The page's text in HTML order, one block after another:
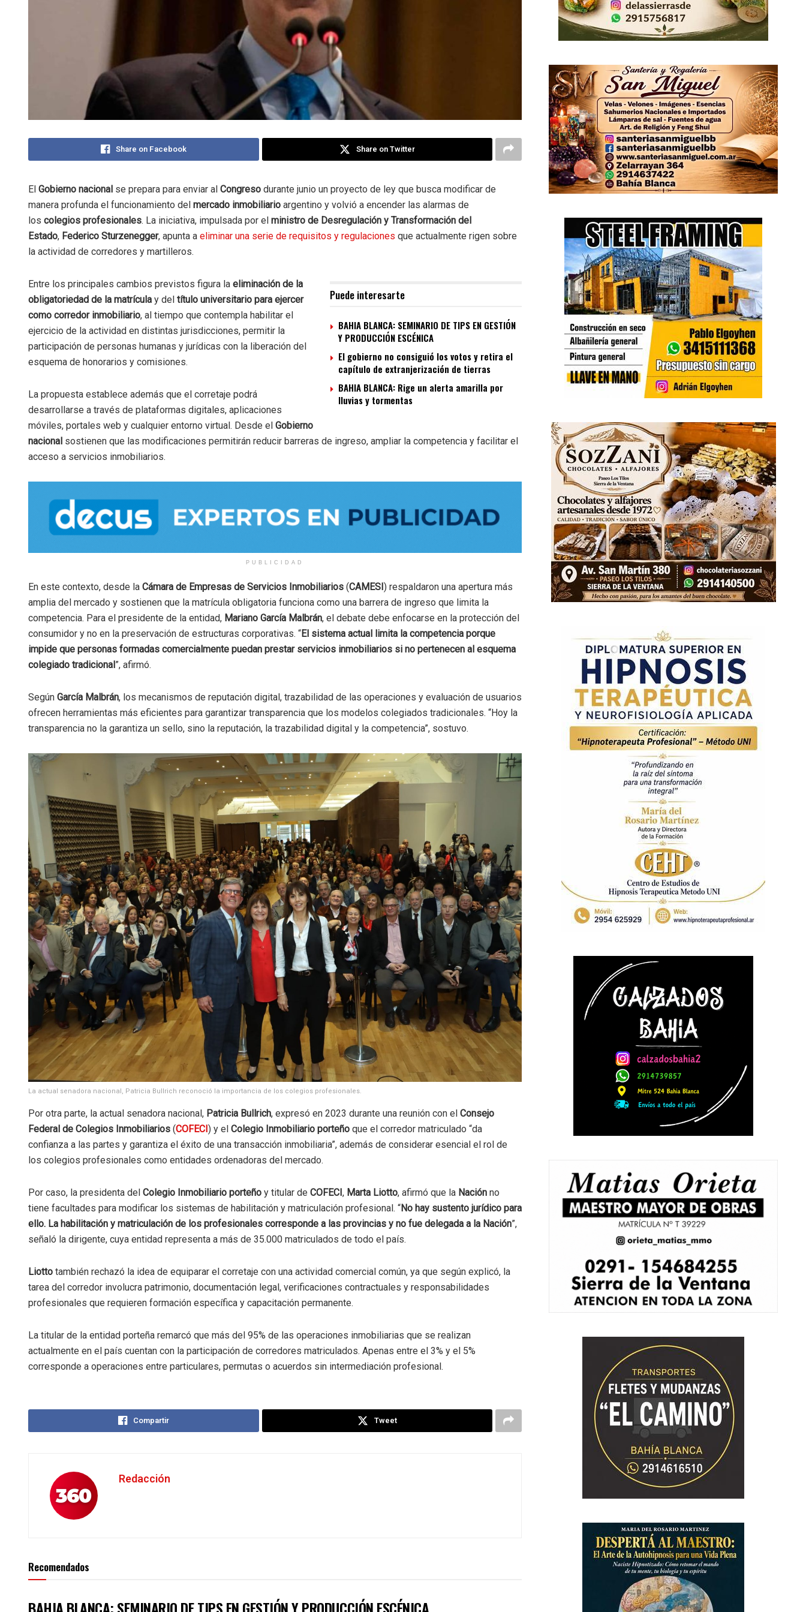
Share on Facebook Share on Twitter
El Gobierno nacional se prepara para enviar al Congreso durante junio un proyecto de ley que busca modificar de
manera profunda el funcionamiento del mercado inmobiliario argentino y volvió a encender las alarmas de
los colegios profesionales. La iniciativa, impulsada por el ministro de Desregulación y Transformación del
Estado, Federico Sturzenegger, apunta a eliminar una serie de requisitos y regulaciones que actualmente rigen sobre
la actividad de corredores y martilleros.
Puede interesarte
BAHIA BLANCA: SEMINARIO DE TIPS EN GESTIÓN
Y PRODUCCIÓN ESCÉNICA
El gobierno no consiguió los votos y retira el
capítulo de extranjerización de tierras
BAHIA BLANCA: Rige un alerta amarilla por
lluvias y tormentas
Entre los principales cambios previstos figura la eliminación de la
obligatoriedad de la matrícula y del título universitario para ejercer
como corredor inmobiliario, al tiempo que contempla habilitar el
ejercicio de la actividad en distintas jurisdicciones, permitir la
participación de personas humanas y jurídicas con la liberación del
esquema de honorarios y comisiones.
La propuesta establece además que el corretaje podrá
desarrollarse a través de plataformas digitales, aplicaciones
móviles, portales web y cualquier entorno virtual. Desde el Gobierno
nacional sostienen que las modificaciones permitirán reducir barreras de ingreso, ampliar la competencia y facilitar el
acceso a servicios inmobiliarios.
PUBLICIDAD
En este contexto, desde la Cámara de Empresas de Servicios Inmobiliarios (CAMESI) respaldaron una apertura más
amplia del mercado y sostienen que la matrícula obligatoria funciona como una barrera de ingreso que limita la
competencia. Para el presidente de la entidad, Mariano García Malbrán, el debate debe enfocarse en la protección del
consumidor y no en la preservación de estructuras corporativas. “El sistema actual limita la competencia porque
impide que personas formadas comercialmente puedan prestar servicios inmobiliarios si no pertenecen al esquema
colegiado tradicional”, afirmó.
Según García Malbrán, los mecanismos de reputación digital, trazabilidad de las operaciones y evaluación de usuarios
ofrecen herramientas más eficientes para garantizar transparencia que los modelos colegiados tradicionales. “Hoy la
transparencia no la garantiza un sello, sino la reputación, la trazabilidad digital y la competencia”, sostuvo.
La actual senadora nacional, Patricia Bullrich reconoció la importancia de los colegios profesionales.
Por otra parte, la actual senadora nacional, Patricia Bullrich, expresó en 2023 durante una reunión con el Consejo
Federal de Colegios Inmobiliarios (COFECI ) y el Colegio Inmobiliario porteño que el corredor matriculado “da
confianza a las partes y garantiza el éxito de una transacción inmobiliaria”, además de considerar esencial el rol de
los colegios profesionales como entidades ordenadoras del mercado.
Por caso, la presidenta del Colegio Inmobiliario porteño y titular de COFECI , Marta Liotto, afirmó que la Nación no
tiene facultades para modificar los sistemas de habilitación y matriculación profesional. “No hay sustento jurídico para
ello. La habilitación y matriculación de los profesionales corresponde a las provincias y no fue delegada a la Nación”,
señaló la dirigente, cuya entidad representa a más de 35.000 matriculados de todo el país.
Liotto también rechazó la idea de equiparar el corretaje con una actividad comercial común, ya que según explicó, la
tarea del corredor involucra patrimonio, documentación legal, verificaciones contractuales y responsabilidades
profesionales que requieren formación específica y capacitación permanente.
La titular de la entidad porteña remarcó que más del 95% de las operaciones inmobiliarias que se realizan
actualmente en el país cuentan con la participación de corredores matriculados. Apenas entre el 3% y el 5%
corresponde a operaciones entre particulares, permutas o acuerdos sin intermediación profesional.
Compartir Tweet
Redacción
Recomendados